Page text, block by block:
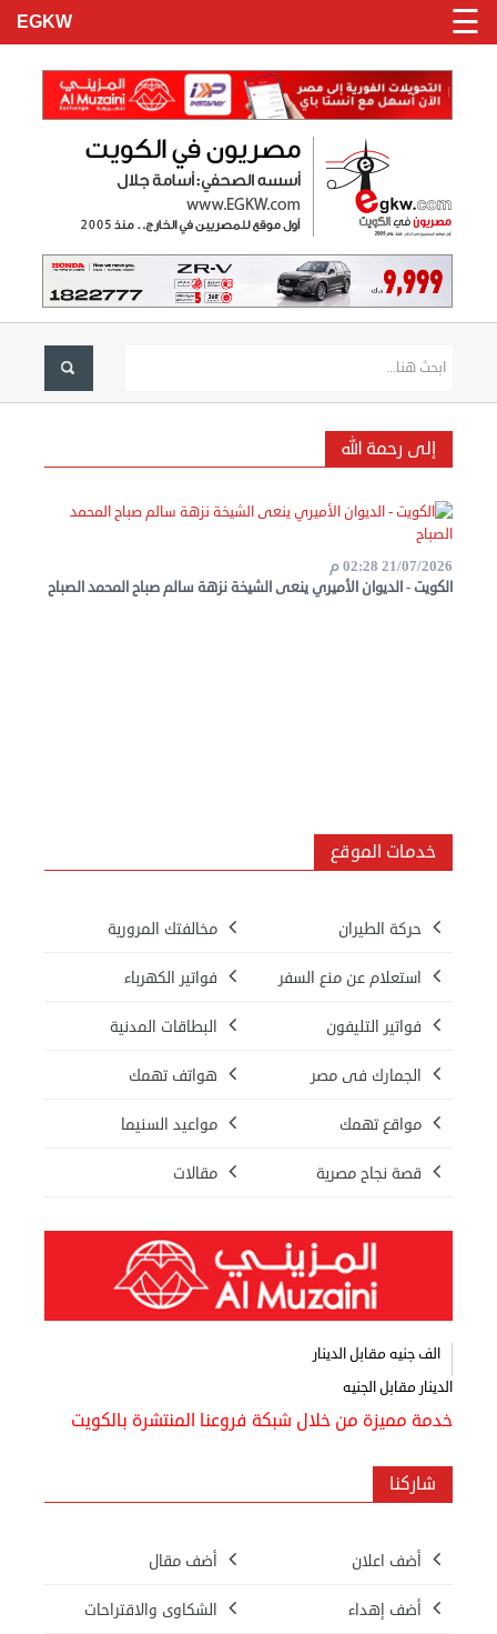
الرئيسية
تسجيل
دخول
الاخبار
مصر
الدبلوماسية
الجالية
الصحفيون
الكويت
في
الكويت
ومناسبات
EGKW ☰
إلى رحمة الله
21/07/2026 02:28 م
الكويت - الديوان الأميري ينعى الشيخة نزهة سالم صباح المحمد الصباح
خدمات الموقع
حركة الطيران مخالفتك المرورية
استعلام عن منع السفر فواتير الكهرباء
فواتير التليفون البطاقات المدنية
الجمارك فى مصر هواتف تهمك
مواقع تهمك مواعيد السنيما
قصة نجاح مصرية مقالات
الف جنيه مقابل الدينار
الدينار مقابل الجنيه
خدمة مميزة من خلال شبكة فروعنا المنتشرة بالكويت
شاركنا
أضف اعلان أضف مقال
أضف إهداء الشكاوى والاقتراحات